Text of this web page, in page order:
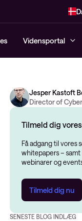
Incident response
Managed SIEM
Dark Web
Threat Alert
Managed
Penetrationtest
Compliance
Risk Assessment
Modenhedsanalyse
CIS-kontroller
Multi Factor
Secure Access
SASE
Privileged Access
Software-Defined
Vidensportal
Jesper Kastoft
Director of
Tilmeld dig
Få adgang til vores
whitepapers –
webinarer og
Tilmeld dig nu
SENESTE BLOG INDLÆG